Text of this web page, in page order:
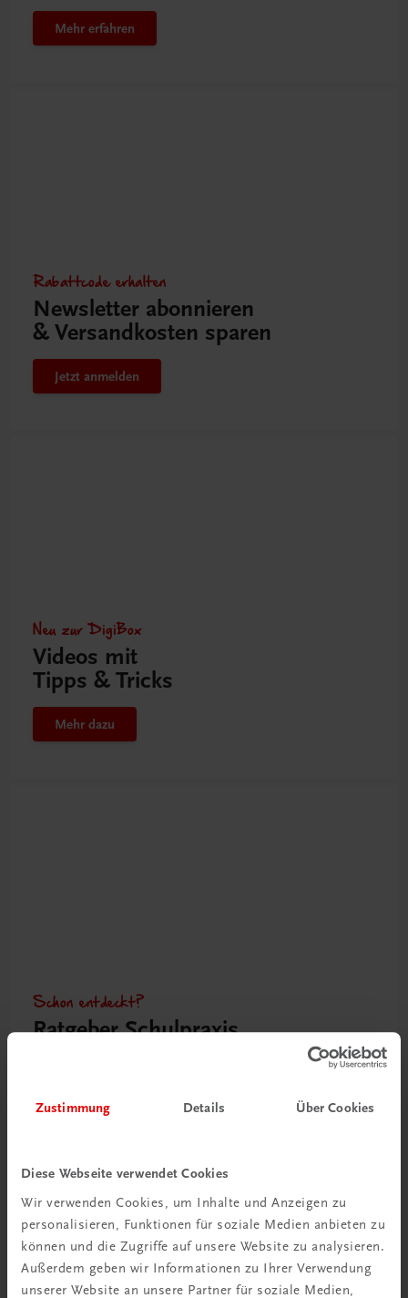
Zustimmung Details Über Cookies
Diese Webseite verwendet Cookies
Wir verwenden Cookies, um Inhalte und Anzeigen zu
personalisieren, Funktionen für soziale Medien anbieten zu
können und die Zugriffe auf unsere Website zu analysieren.
Außerdem geben wir Informationen zu Ihrer Verwendung
unserer Website an unsere Partner für soziale Medien,
Mehr erfahren
Rabattcode erhalten
Newsletter abonnieren
& Versandkosten sparen
Jetzt anmelden
Neu zur DigiBox
Videos mit
Tipps & Tricks
Mehr dazu
Schon entdeckt?
Ratgeber Schulpraxis